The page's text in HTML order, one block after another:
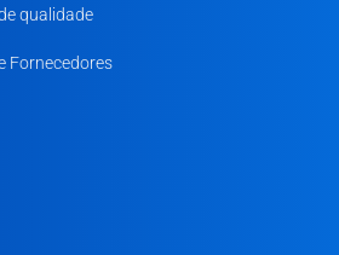
qualidade
Fornecedores